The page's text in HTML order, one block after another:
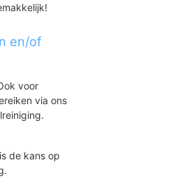
en/of
voor
via ons
de kans op